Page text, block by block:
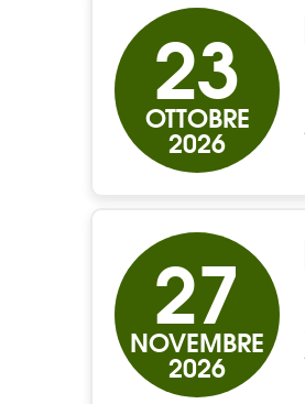
23
OTTOBRE
2026
27
NOVEMBRE
2026